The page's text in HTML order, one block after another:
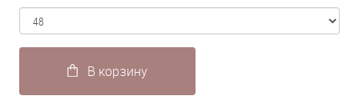
В корзину